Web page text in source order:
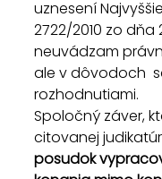
uznesení
2722/2010 zo dňa
neuvádzam
ale v dôvodoch
rozhodnutiami.
Spoločný záver,
citovanej
posudok